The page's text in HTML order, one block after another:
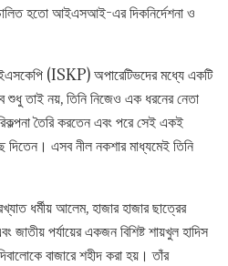
হতো আইএসআই-এর দিকনির্দেশনা ও
(ISKP) অপারেটিভদের মধ্যে একটি
শুধু তাই নয়, তিনি নিজেও এক ধরনের নেতা
তৈরি করতেন এবং পরে সেই একই
দিতেন। এসব নীল নকশার মাধ্যমেই তিনি
ধর্মীয় আলেম, হাজার হাজার ছাত্রের
পর্যায়ের একজন বিশিষ্ট শায়খুল হাদিস
বাজারে শহীদ করা হয়। তাঁর